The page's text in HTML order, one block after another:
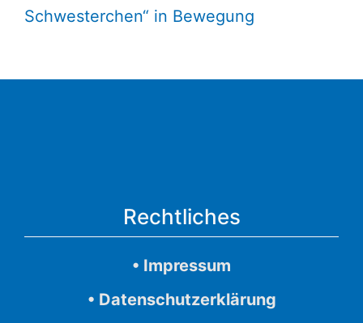
Schwesterchen“ in Bewegung
Rechtliches
• Impressum
• Datenschutzerklärung